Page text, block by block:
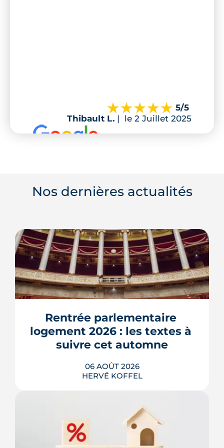
5/5
Thibault L. | le 2 Juillet 2025
Nos dernières actualités
Rentrée parlementaire
logement 2026 : les textes à
suivre cet automne
06 AOÛT 2026
HERVÉ KOFFEL
Après un printemps d'annonces,
l'automne 2026 sera l'heure de vérité